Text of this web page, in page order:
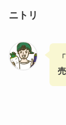
ニトリ
「